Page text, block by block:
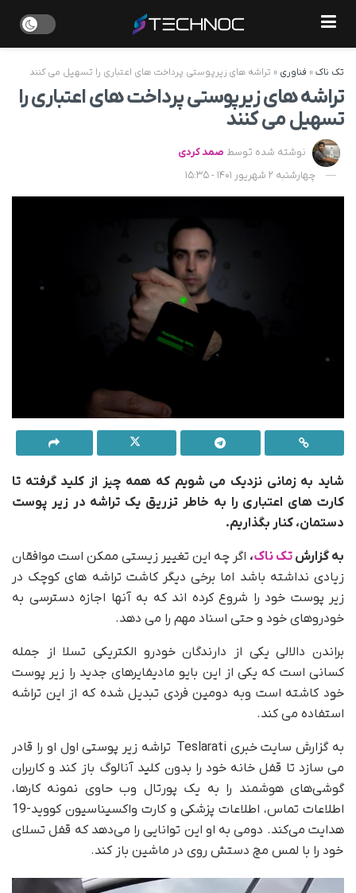
تک ناک»فناوری»تراشه های زیرپوستی پرداخت های اعتباری را تسهیل می کنند
تراشه های زیرپوستی پرداخت های اعتباری را
تسهیل می کنند
نوشته شده توسطصمد کردی
چهارشنبه 2 شهریور 1401 - 15:35
شاید به زمانی نزدیک می شویم که همه چیز از کلید گرفته تا
کارت های اعتباری را به خاطر تزریق یک تراشه در زیر پوست
دستمان، کنار بگذاریم.
به گزارشتک ناک،اگر چه این تغییر زیستی ممکن است موافقان
زیادی نداشته باشد اما برخی دیگر کاشت تراشه های کوچک در
زیر پوست خود را شروع کرده اند که به آنها اجازه دسترسی به
خودروهای خود و حتی اسناد مهم را می دهد.
براندن دالالی یکی از دارندگان خودرو الکتریکی تسلا از جمله
کسانی است که یکی از این بایو مادیفایرهای جدید را زیر پوست
خود کاشته است وبه دومین فردی تبدیل شده که از این تراشه
استفاده می کند.
به گزارش سایت خبری Teslarati تراشه زیر پوستی اول او را قادر
می سازد تا قفل خانه خود را بدون کلید آنالوگ باز کند و کاربران
گوشی‌های هوشمند را به یک پورتال وب حاوی نمونه کارها،
اطلاعات تماس، اطلاعات پزشکی و کارت واکسیناسیون کووید-19
هدایت می‌کند. دومی به او این توانایی را می‌دهد که قفل تسلای
خود را با لمس مچ دستش روی در ماشین باز کند.